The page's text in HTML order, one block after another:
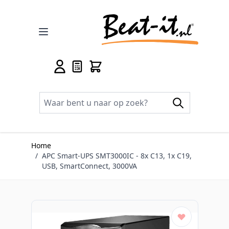
Home
/ APC Smart-UPS SMT3000IC - 8x C13, 1x C19,
USB, SmartConnect, 3000VA